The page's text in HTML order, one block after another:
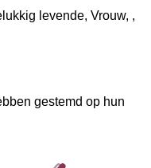
levende, Vrouw, ,
gestemd op hun